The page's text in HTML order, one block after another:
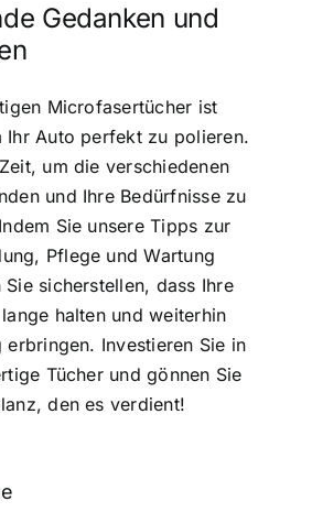
Gedanken und
Microfasertücher ist
Ihr Auto perfekt zu polieren.
um die verschiedenen
und Ihre Bedürfnisse zu
Sie unsere Tipps zur
Pflege und Wartung
sicherstellen, dass Ihre
halten und weiterhin
Investieren Sie in
Tücher und gönnen Sie
den es verdient!